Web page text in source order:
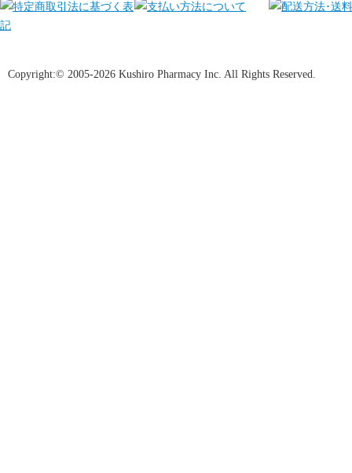
Copyright:© 2005-2026 Kushiro Pharmacy Inc. All Rights Reserved.